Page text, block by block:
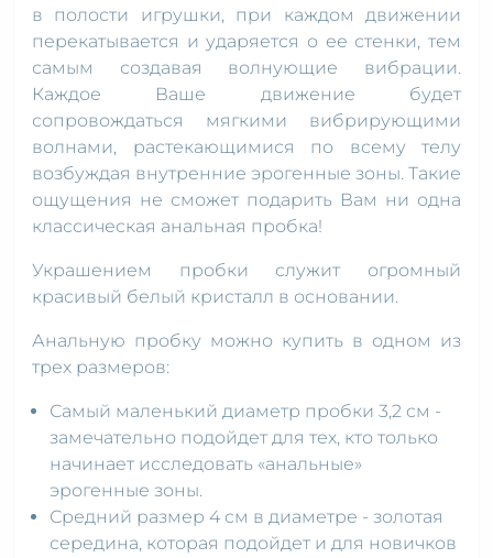
в полости игрушки, при каждом движении
перекатывается и ударяется о ее стенки, тем
самым создавая волнующие вибрации.
Каждое Ваше движение будет
сопровождаться мягкими вибрирующими
волнами, растекающимися по всему телу
возбуждая внутренние эрогенные зоны. Такие
ощущения не сможет подарить Вам ни одна
классическая анальная пробка!
Украшением пробки служит огромный
красивый белый кристалл в основании.
Анальную пробку можно купить в одном из
трех размеров:
Самый маленький диаметр пробки 3,2 см -
замечательно подойдет для тех, кто только
начинает исследовать «анальные»
эрогенные зоны.
Средний размер 4 см в диаметре - золотая
середина, которая подойдет и для новичков